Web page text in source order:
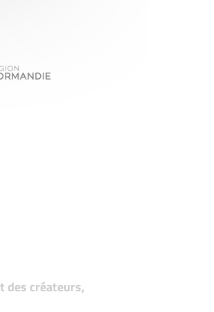
des créateurs,